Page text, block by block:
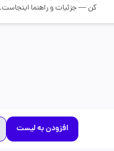
کن — جزئیات و راهنما اینجاست.
افزودن به لیست